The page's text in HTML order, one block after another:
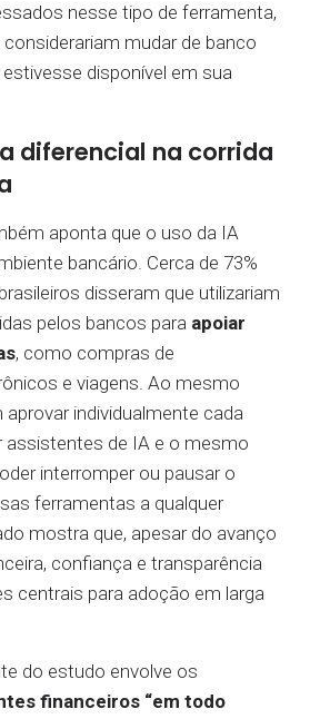
nesse tipo de ferramenta,
mudar de banco
disponível em sua
diferencial na corrida
aponta que o uso da IA
bancário. Cerca de 73%
disseram que utilizariam
pelos bancos para apoiar
, como compras de
e viagens. Ao mesmo
aprovar individualmente cada
assistentes de IA e o mesmo
interromper ou pausar o
ferramentas a qualquer
mostra que, apesar do avanço
confiança e transparência
centrais para adoção em larga
do estudo envolve os
financeiros “em todo